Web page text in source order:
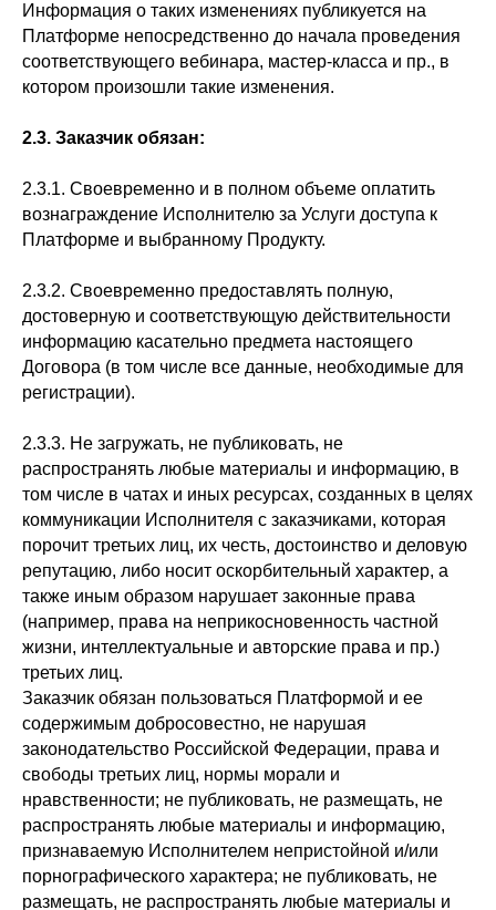
Информация о таких изменениях публикуется на
Платформе непосредственно до начала проведения
соответствующего вебинара, мастер-класса и пр., в
котором произошли такие изменения.
2.3. Заказчик обязан:
2.3.1. Своевременно и в полном объеме оплатить
вознаграждение Исполнителю за Услуги доступа к
Платформе и выбранному Продукту.
2.3.2. Своевременно предоставлять полную,
достоверную и соответствующую действительности
информацию касательно предмета настоящего
Договора (в том числе все данные, необходимые для
регистрации).
2.3.3. Не загружать, не публиковать, не
распространять любые материалы и информацию, в
том числе в чатах и иных ресурсах, созданных в целях
коммуникации Исполнителя с заказчиками, которая
порочит третьих лиц, их честь, достоинство и деловую
репутацию, либо носит оскорбительный характер, а
также иным образом нарушает законные права
(например, права на неприкосновенность частной
жизни, интеллектуальные и авторские права и пр.)
третьих лиц.
Заказчик обязан пользоваться Платформой и ее
содержимым добросовестно, не нарушая
законодательство Российской Федерации, права и
свободы третьих лиц, нормы морали и
нравственности; не публиковать, не размещать, не
распространять любые материалы и информацию,
признаваемую Исполнителем непристойной и/или
порнографического характера; не публиковать, не
размещать, не распространять любые материалы и